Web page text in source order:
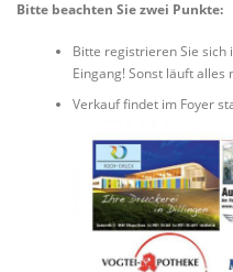
Bitte beachten Sie zwei Punkte:
Bitte registrieren Sie sich
Eingang! Sonst läuft alles
Verkauf findet im Foyer